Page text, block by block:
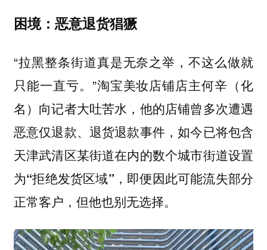
困境：恶意退货猖獗
“拉黑整条街道真是无奈之举，不这么做就
只能一直亏。”淘宝美妆店铺店主何辛（化
名）向记者大吐苦水，他的店铺曾多次遭遇
恶意仅退款、退货退款事件，如今已将包含
天津武清区某街道在内的数个城市街道设置
为“拒绝发货区域”，即便因此可能流失部分
正常客户，但他也别无选择。